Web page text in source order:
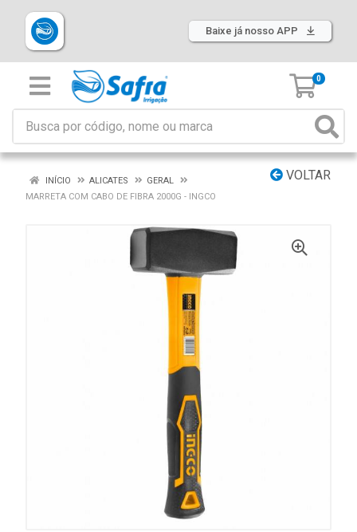
Baixe já nosso APP
0
VOLTAR
INÍCIO ALICATES
GERAL
MARRETA COM CABO DE FIBRA 2000G - INGCO